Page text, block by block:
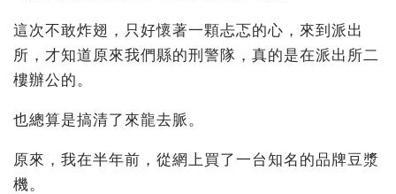
這次不敢炸翅，只好懷著一顆忐忑的心，來到派出
所，才知道原來我們縣的刑警隊，真的是在派出所二
樓辦公的。
也總算是搞清了來龍去脈。
原來，我在半年前，從網上買了一台知名的品牌豆漿
機。